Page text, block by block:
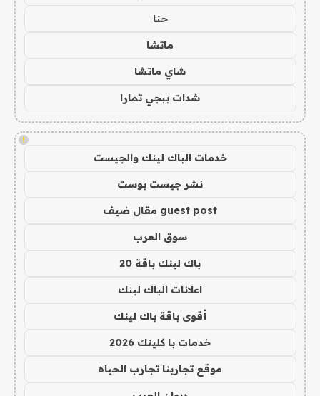
حنا
ماتشا
شاي ماتشا
شدات ببجي تمارا
!
خدمات الباك لينك والجيست
نشر جيست بوست
guest post مقال ضيف
سوق العرب
باك لينك باقة 20
اعلانات الباك لينك
أقوى باقة باك لينك
خدمات با كلينك 2026
موقع تجاربنا تجارب الحياه